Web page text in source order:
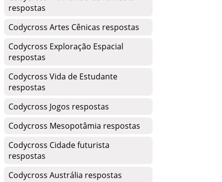
respostas
Codycross Artes Cênicas respostas
Codycross Exploração Espacial
respostas
Codycross Vida de Estudante
respostas
Codycross Jogos respostas
Codycross Mesopotâmia respostas
Codycross Cidade futurista
respostas
Codycross Austrália respostas